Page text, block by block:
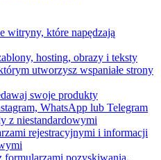
witryny, które napędzają
hosting, obrazy i teksty
utworzysz wspaniałe strony
swoje produkty
WhatsApp lub Telegram
z niestandardowymi
rejestracyjnymi i informacji
formularzami pozyskiwania,